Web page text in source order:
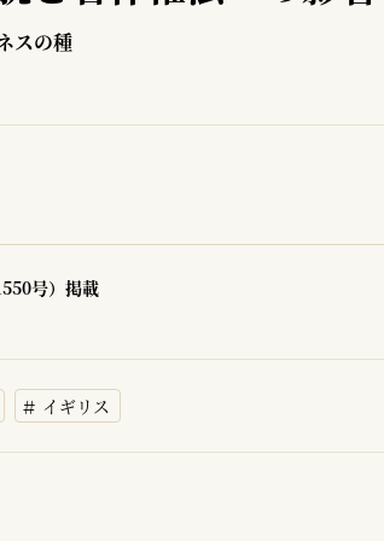
スの種
号）掲載
イギリス